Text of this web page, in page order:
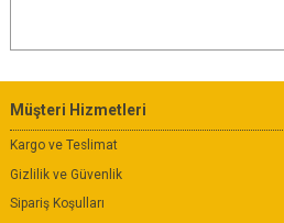
Müşteri Hizmetleri
Kargo ve Teslimat
Gizlilik ve Güvenlik
Sipariş Koşulları